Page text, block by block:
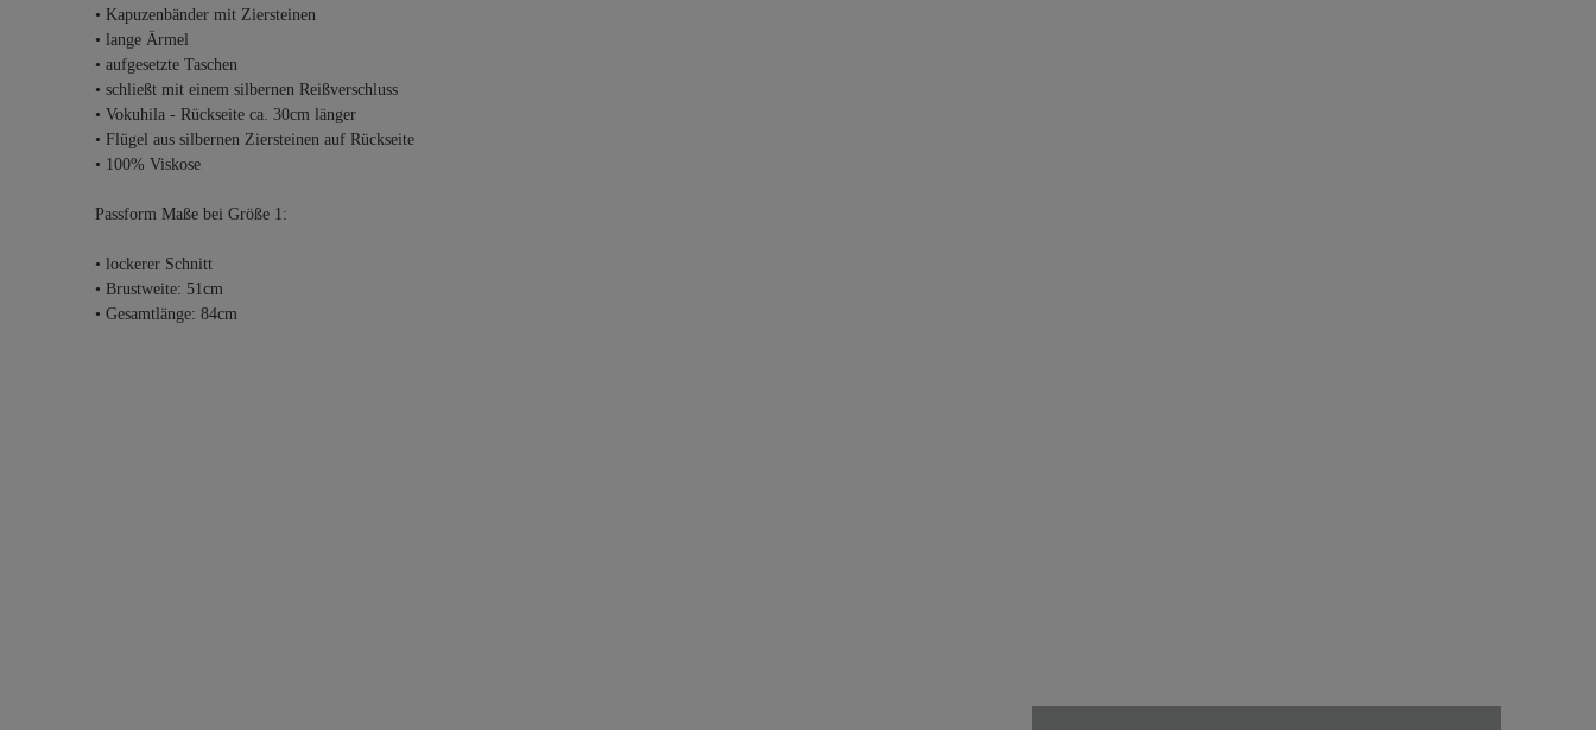
• Kapuzenbänder mit Ziersteinen
• lange Ärmel
• aufgesetzte Taschen
• schließt mit einem silbernen Reißverschluss
• Vokuhila - Rückseite ca. 30cm länger
• Flügel aus silbernen Ziersteinen auf Rückseite
• 100% Viskose
Passform Maße bei Größe 1:
• lockerer Schnitt
• Brustweite: 51cm
• Gesamtlänge: 84cm